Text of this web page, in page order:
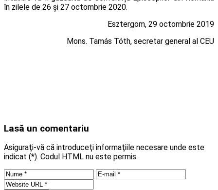
în zilele de 26 și 27 octombrie 2020.
Esztergom, 29 octombrie 2019
Mons. Tamás Tóth, secretar general al CEU
Lasă un comentariu
Asiguraţi-vă că introduceţi informaţiile necesare unde este
indicat (*). Codul HTML nu este permis.